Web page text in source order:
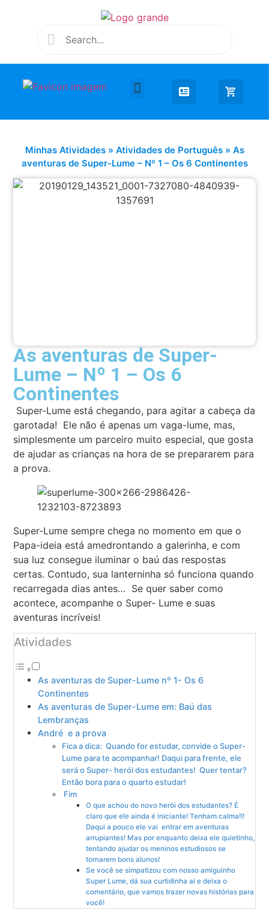
Minhas Atividades» Atividades de Português» As
aventuras de Super-Lume – Nº 1 – Os 6 Continentes
As aventuras de Super-
Lume – Nº 1 – Os 6
Continentes
Super-Lume está chegando, para agitar a cabeça da
garotada! Ele não é apenas um vaga-lume, mas,
simplesmente um parceiro muito especial, que gosta
de ajudar as crianças na hora de se prepararem para
a prova.
Super-Lume sempre chega no momento em que o
Papa-ideia está amedrontando a galerinha, e com
sua luz consegue iluminar o baú das respostas
certas. Contudo, sua lanterninha só funciona quando
recarregada dias antes… Se quer saber como
acontece, acompanhe o Super- Lume e suas
aventuras incríveis!
Atividades
As aventuras de Super-Lume nº 1- Os 6
Continentes
As aventuras de Super-Lume em: Baú das
Lembranças
André e a prova
Fica a dica: Quando for estudar, convide o Super-
Lume para te acompanhar! Daqui para frente, ele
será o Super- herói dos estudantes! Quer tentar?
Então bora para o quarto estudar!
Fim
O que achou do novo herói dos estudantes? É
claro que ele ainda é iniciante! Tenham calma!!!
Daqui a pouco ele vai entrar em aventuras
arrupiantes! Mas por enquanto deixa ele quietinho,
tentando ajudar os meninos estudiosos se
tornarem bons alunos!
Se você se simpatizou com nosso amiguinho
Super Lume, dá sua curtidinha aí e deixa o
comentário, que vamos trazer novas histórias para
você!